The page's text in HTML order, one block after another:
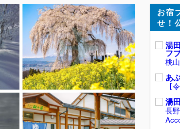
お宿
せ！
湯
フ
桃
あ
【
湯
長